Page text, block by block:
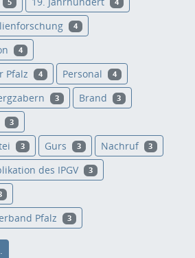
5 4
4
4
Pfalz 4 Personal 4
3 Brand 3
3
3 Gurs 3 Nachruf 3
des IPGV 3
Pfalz 3